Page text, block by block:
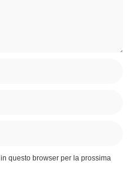
questo browser per la prossima